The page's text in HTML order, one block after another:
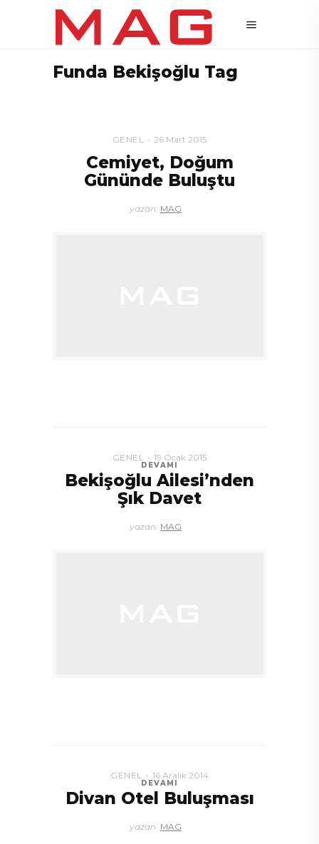
Funda Bekişoğlu Tag
GENEL 26 Mart 2015
Cemiyet, Doğum
Gününde Buluştu
yazan: MAG
DEVAMI
GENEL 19 Ocak 2015
Bekişoğlu Ailesi’nden
Şık Davet
yazan: MAG
DEVAMI
GENEL 16 Aralık 2014
Divan Otel Buluşması
yazan: MAG